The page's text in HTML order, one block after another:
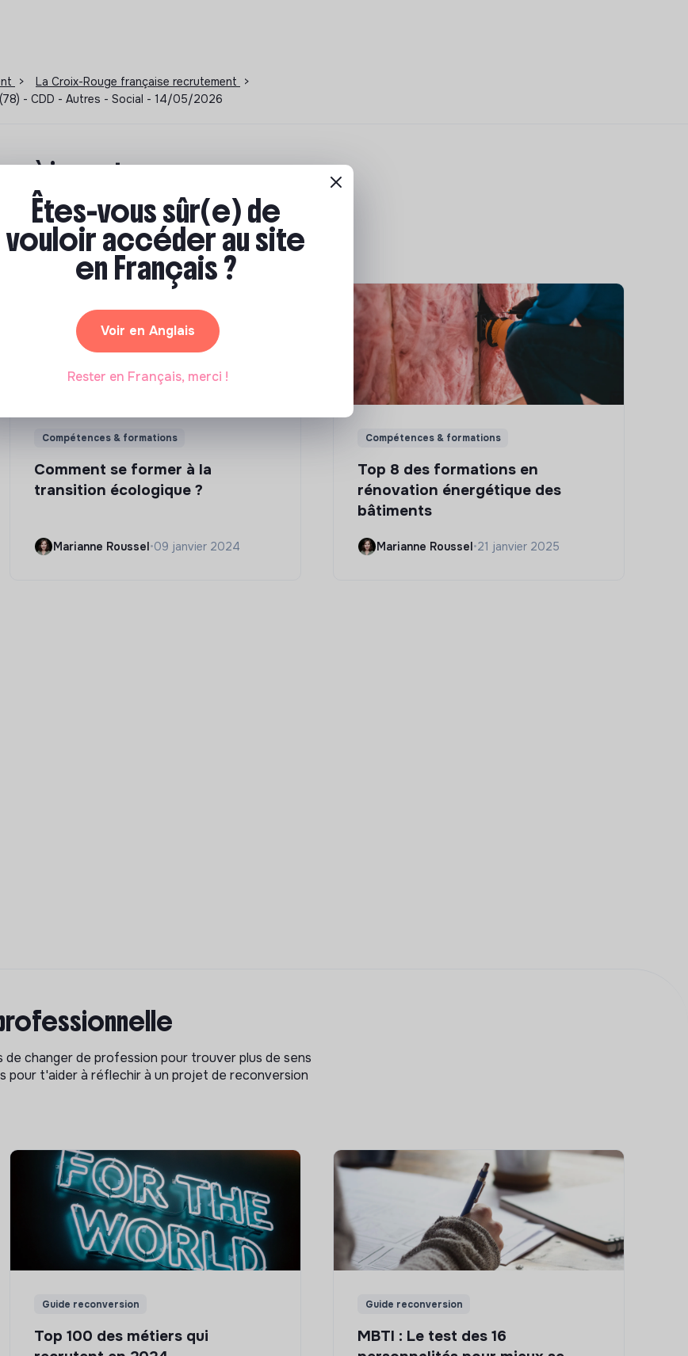
> La Croix-Rouge française recrutement
>
- CDD - Autres - Social - 14/05/2026
à impact
? Pas de panique, on te propose une
et solidaire !
Compétences & formations
Comment se former à la
transition écologique ?
Marianne Roussel•09 janvier 2024
Compétences & formations
Top 8 des formations en
rénovation énergétique des
bâtiments
Marianne Roussel•21 janvier 2025
changer de profession pour trouver plus de sens
pour t'aider à réflechir à un projet de reconversion
Guide reconversion
Top 100 des métiers qui
Guide reconversion
MBTI : Le test des 16
Êtes-vous sûr(e) de
vouloir accéder au site
en Français ?
Voir en Anglais
Rester en Français, merci !